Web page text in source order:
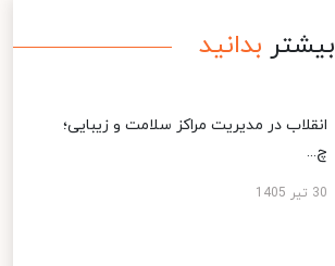
بیشتر بدانید
انقلاب در مدیریت مراکز سلامت و زیبایی؛
چ...
30 تیر 1405